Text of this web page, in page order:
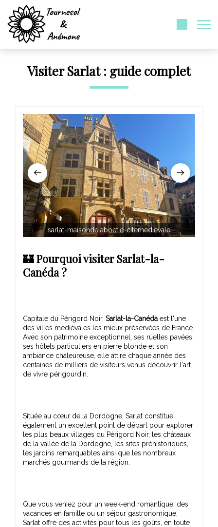
Visiter Sarlat : guide complet
sarlat-maisondelaboetie-citemedievale
🏰 Pourquoi visiter Sarlat-la-
Canéda ?
Capitale du Périgord Noir, Sarlat-la-Canéda est l'une
des villes médiévales les mieux préservées de France.
Avec son patrimoine exceptionnel, ses ruelles pavées,
ses hôtels particuliers en pierre blonde et son
ambiance chaleureuse, elle attire chaque année des
centaines de milliers de visiteurs venus découvrir l'art
Située au cœur de la Dordogne, Sarlat constitue
également un excellent point de départ pour explorer
les plus beaux villages du Périgord Noir, les châteaux
de la vallée de la Dordogne, les sites préhistoriques,
les jardins remarquables ainsi que les nombreux
Que vous veniez pour un week-end romantique, des
vacances en famille ou un séjour gastronomique,
Sarlat offre des activités pour tous les goûts, en toute